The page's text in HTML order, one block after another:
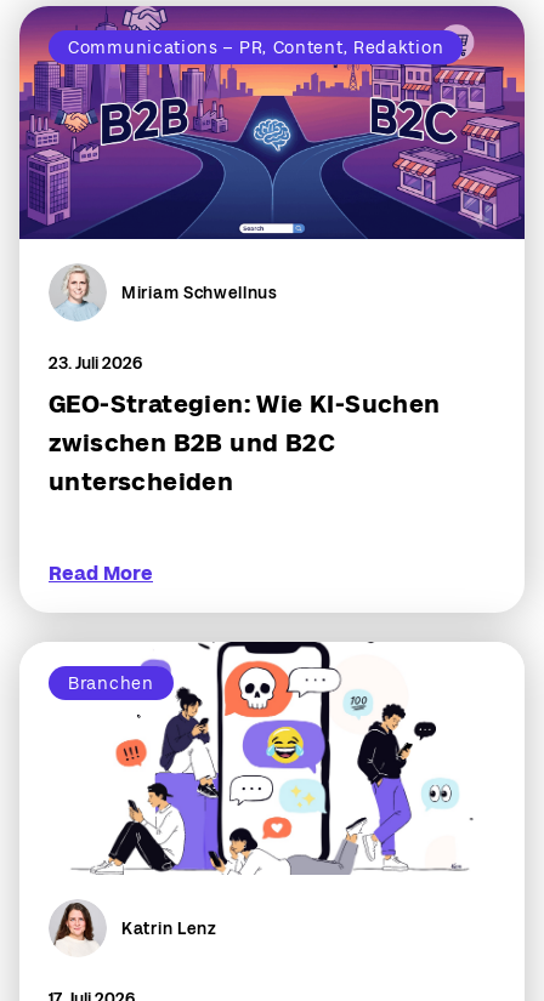
Communications – PR, Content, Redaktion
Miriam Schwellnus
23. Juli 2026
GEO-Strategien: Wie KI-Suchen
zwischen B2B und B2C
unterscheiden
Read More
Branchen
Katrin Lenz